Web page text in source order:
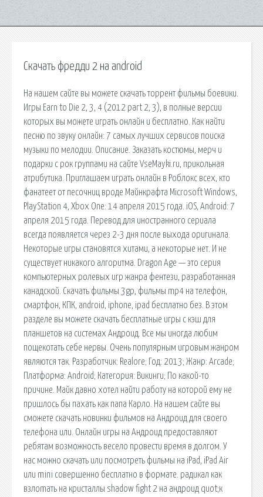
Скачать фредди 2 на android
На нашем сайте вы можете скачать торрент фильмы боевики.
Игры Earn to Die 2, 3, 4 (2012 part 2, 3), в полные версии
которых вы можете играть онлайн и бесплатно. Как найти
песню по звуку онлайн: 7 самых лучших сервисов поиска
музыки по мелодии. Описание. Заказать костюмы, мерч и
подарки с рок группами на сайте VseMayki.ru, прикольная
атрибутика. Приглашаем играть онлайн в Роблокс всех, кто
фанатеет от песочниц вроде Майнкрафта Microsoft Windows,
PlayStation 4, Xbox One: 14 апреля 2015 года. iOS, Android: 7
апреля 2015 года. Перевод для иностранного сериала
всегда появляется через 2-3 дня после выхода оригинала.
Некоторые игры становятся хитами, а некоторые нет. И не
существует никакого алгоритма. Dragon Age — это серия
компьютерных ролевых игр жанра фентези, разработанная
канадской. Скачать фильмы 3gp, фильмы mp4 на телефон,
смартфон, КПК, android, iphone, ipad бесплатно без. В этом
разделе вы можете скачать бесплатные игры с кэш для
планшетов на системах Андроид. Все мы иногда любим
пощекотать себе нервы. Очень популярным игровым жанром
являются так. Разработчик: Realore; Год: 2013; Жанр: Arcade;
Платформа: Android; Категория: Викинги; По какой-то
причине. Майк давно хотел найти работу на которой ему не
пришлось бы пахать как папа Карло. На нашем сайте вы
сможете скачать новинки фильмов на Андроид для своего
телефона или. Онлайн игры на Андроид предоставляют
ребятам возможность весело провести время в долгом. У
нас можно скачать или посмотреть фильмы на iPad, iPad Air
или mini совершенно бесплатно в формате. радикал как
взлоmaть на кристаллы shadow fight 2 на андроид quot;к